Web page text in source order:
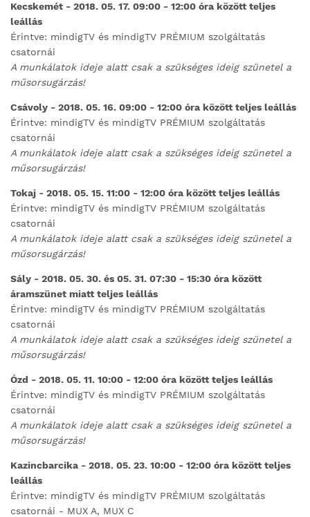
Kecskemét - 2018. 05. 17. 09:00 - 12:00 óra között teljes
leállás
Érintve: mindigTV és mindigTV PRÉMIUM szolgáltatás
csatornái
A munkálatok ideje alatt csak a szükséges ideig szünetel a
műsorsugárzás!
Csávoly - 2018. 05. 16. 09:00 - 12:00 óra között teljes leállás
Érintve: mindigTV és mindigTV PRÉMIUM szolgáltatás
csatornái
A munkálatok ideje alatt csak a szükséges ideig szünetel a
műsorsugárzás!
Tokaj - 2018. 05. 15. 11:00 - 12:00 óra között teljes leállás
Érintve: mindigTV és mindigTV PRÉMIUM szolgáltatás
csatornái
A munkálatok ideje alatt csak a szükséges ideig szünetel a
műsorsugárzás!
Sály - 2018. 05. 30. és 05. 31. 07:30 - 15:30 óra között
áramszünet miatt teljes leállás
Érintve: mindigTV és mindigTV PRÉMIUM szolgáltatás
csatornái
A munkálatok ideje alatt csak a szükséges ideig szünetel a
műsorsugárzás!
Ózd - 2018. 05. 11. 10:00 - 12:00 óra között teljes leállás
Érintve: mindigTV és mindigTV PRÉMIUM szolgáltatás
csatornái
A munkálatok ideje alatt csak a szükséges ideig szünetel a
műsorsugárzás!
Kazincbarcika - 2018. 05. 23. 10:00 - 12:00 óra között teljes
leállás
Érintve: mindigTV és mindigTV PRÉMIUM szolgáltatás
csatornái - MUX A, MUX C